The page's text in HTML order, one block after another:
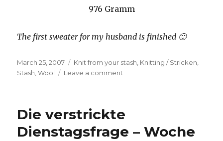
976 Gramm
The first sweater for my husband is finished 🙂
Posted
on
March 25, 2007 Categories
Knit from your stash Knitting / Stricken
Stash ,Wool Leave a comment
Die verstrickte
Dienstagsfrage – Woche